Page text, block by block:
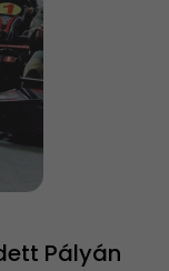
Pályán